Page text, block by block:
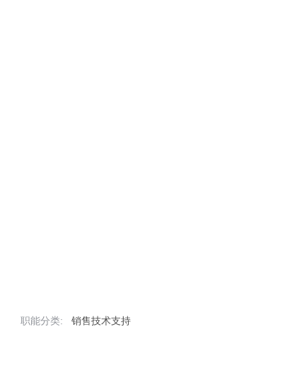
职能分类:
销售技术支持